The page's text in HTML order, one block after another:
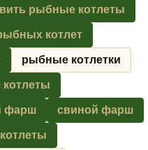
рыбные котлеты
котлет
рыбные котлетки
фарш свиной фарш